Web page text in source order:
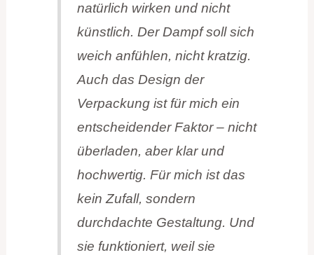
natürlich wirken und nicht
künstlich. Der Dampf soll sich
weich anfühlen, nicht kratzig.
Auch das Design der
Verpackung ist für mich ein
entscheidender Faktor – nicht
überladen, aber klar und
hochwertig. Für mich ist das
kein Zufall, sondern
durchdachte Gestaltung. Und
sie funktioniert, weil sie